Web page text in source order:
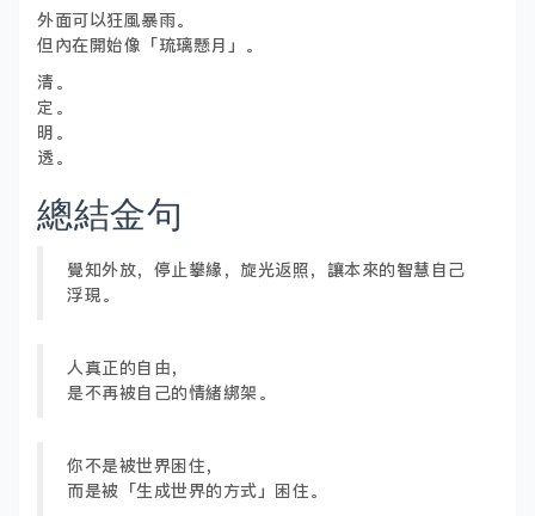
外面可以狂風暴雨。
但內在開始像「琉璃懸月」。
清。
定。
明。
透。
總結金句
覺知外放，停止攀緣，旋光返照，讓本來的智慧自己
浮現。
人真正的自由，
是不再被自己的情緒綁架。
你不是被世界困住，
而是被「生成世界的方式」困住。